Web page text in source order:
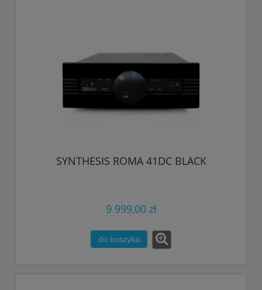
SYNTHESIS ROMA 41DC BLACK
9 999,00 zł
do koszyka